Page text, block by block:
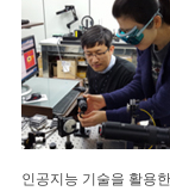
인공지능 기술을 활용